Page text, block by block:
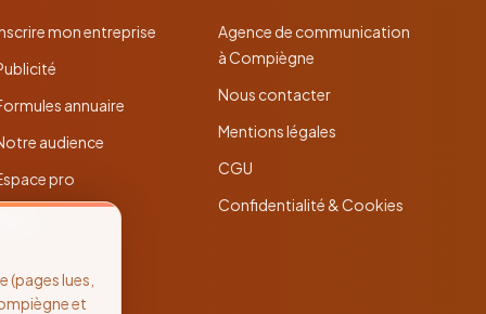
mon entreprise
annuaire
audience
pro
Agence de communication
à Compiègne
Nous contacter
Mentions légales
CGU
Confidentialité & Cookies
lues,
et